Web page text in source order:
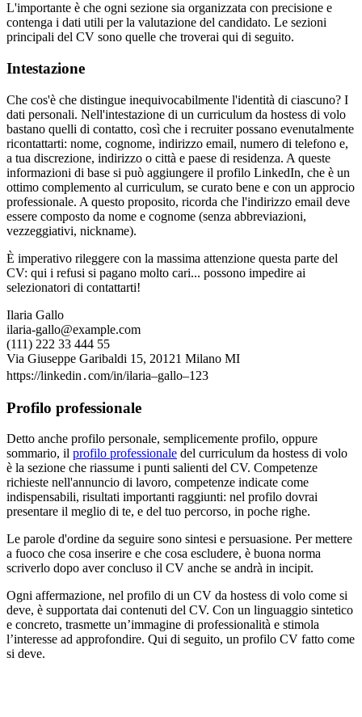
L'importante è che ogni sezione sia organizzata con precisione e
contenga i dati utili per la valutazione del candidato. Le sezioni
principali del CV sono quelle che troverai qui di seguito.
Intestazione
Che cos'è che distingue inequivocabilmente l'identità di ciascuno? I
dati personali. Nell'intestazione di un curriculum da hostess di volo
bastano quelli di contatto, così che i recruiter possano evenutalmente
ricontattarti: nome, cognome, indirizzo email, numero di telefono e,
a tua discrezione, indirizzo o città e paese di residenza. A queste
informazioni di base si può aggiungere il profilo LinkedIn, che è un
ottimo complemento al curriculum, se curato bene e con un approcio
professionale. A questo proposito, ricorda che l'indirizzo email deve
essere composto da nome e cognome (senza abbreviazioni,
vezzeggiativi, nickname).
È imperativo rileggere con la massima attenzione questa parte del
CV: qui i refusi si pagano molto cari... possono impedire ai
selezionatori di contattarti!
Ilaria Gallo
ilaria-gallo@example.com
(111) 222 33 444 55
Via Giuseppe Garibaldi 15, 20121 Milano MI
https://linkedin․com/in/ilaria–gallo–123
Profilo professionale
Detto anche profilo personale, semplicemente profilo, oppure
sommario, il profilo professionale del curriculum da hostess di volo
è la sezione che riassume i punti salienti del CV. Competenze
richieste nell'annuncio di lavoro, competenze indicate come
indispensabili, risultati importanti raggiunti: nel profilo dovrai
presentare il meglio di te, e del tuo percorso, in poche righe.
Le parole d'ordine da seguire sono sintesi e persuasione. Per mettere
a fuoco che cosa inserire e che cosa escludere, è buona norma
scriverlo dopo aver concluso il CV anche se andrà in incipit.
Ogni affermazione, nel profilo di un CV da hostess di volo come si
deve, è supportata dai contenuti del CV. Con un linguaggio sintetico
e concreto, trasmette un’immagine di professionalità e stimola
l’interesse ad approfondire. Qui di seguito, un profilo CV fatto come
si deve.